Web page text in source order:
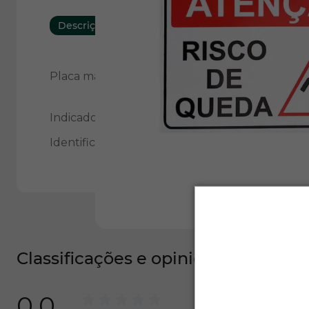
Descrição
Placa material PVC rígido / Silk, 35x25cm.
Indicado para:
Identificação para alertar sobre o risco de
Características
Classificações e opiniões